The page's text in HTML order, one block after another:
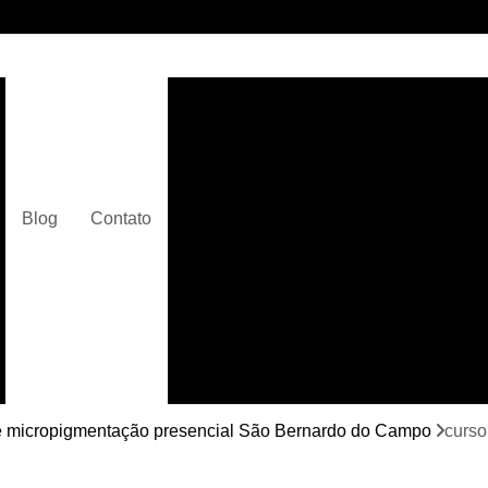
Blog Contato
Curso de
micropigmentação presencial São Bernardo do Campo